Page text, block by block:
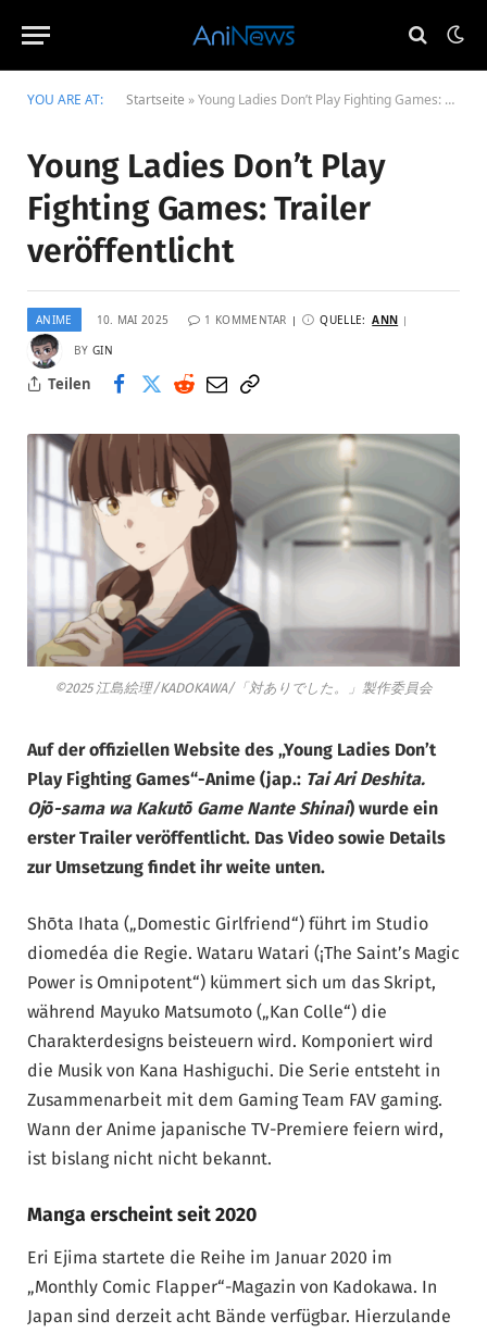
YOU ARE AT: Startseite »Young Ladies Don’t Play Fighting Games: Trailer veröffentlicht
Young Ladies Don’t Play
Fighting Games: Trailer
veröffentlicht
ANIME 10. MAI 2025 1 KOMMENTAR QUELLE: ANN
BY GIN
Teilen
©2025 江島絵理/KADOKAWA/「対ありでした。」製作委員会
Auf der offiziellen Website des „Young Ladies Don’t
Play Fighting Games“-Anime (jap.: Tai Ari Deshita.
Ojо̄-sama wa Kakutо̄ Game Nante Shinai) wurde ein
erster Trailer veröffentlicht. Das Video sowie Details
zur Umsetzung findet ihr weite unten.
Shōta Ihata („Domestic Girlfriend“) führt im Studio
diomedéa die Regie. Wataru Watari (¡The Saint’s Magic
Power is Omnipotent“) kümmert sich um das Skript,
während Mayuko Matsumoto („Kan Colle“) die
Charakterdesigns beisteuern wird. Komponiert wird
die Musik von Kana Hashiguchi. Die Serie entsteht in
Zusammenarbeit mit dem Gaming Team FAV gaming.
Wann der Anime japanische TV-Premiere feiern wird,
ist bislang nicht nicht bekannt.
Manga erscheint seit 2020
Eri Ejima startete die Reihe im Januar 2020 im
„Monthly Comic Flapper“-Magazin von Kadokawa. In
Japan sind derzeit acht Bände verfügbar. Hierzulande